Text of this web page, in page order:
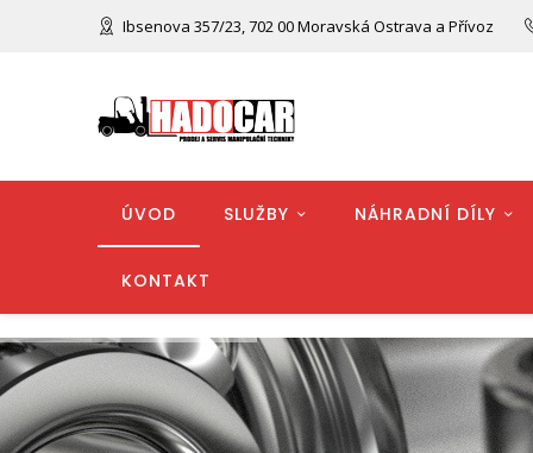
Ibsenova 357/23, 702 00 Moravská Ostrava a Přívoz
ÚVOD SLUŽBY NÁHRADNÍ DÍLY
KONTAKT